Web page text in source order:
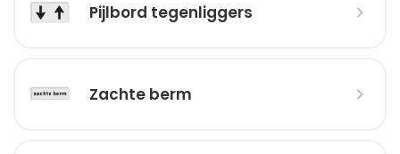
Pijlbord tegenliggers
Zachte berm